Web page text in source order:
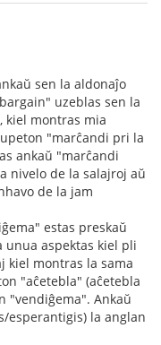
sen la aldonaĵo
uzeblas sen la
kiel montras mia
"marĉandi pri la
ankaŭ "marĉandi
nivelo de la salajroj aŭ
de la jam
estas preskaŭ
unua aspektas kiel pli
kiel montras la sama
"aĉetebla" (aĉetebla
"vendiĝema". Ankaŭ
esperantigis) la anglan